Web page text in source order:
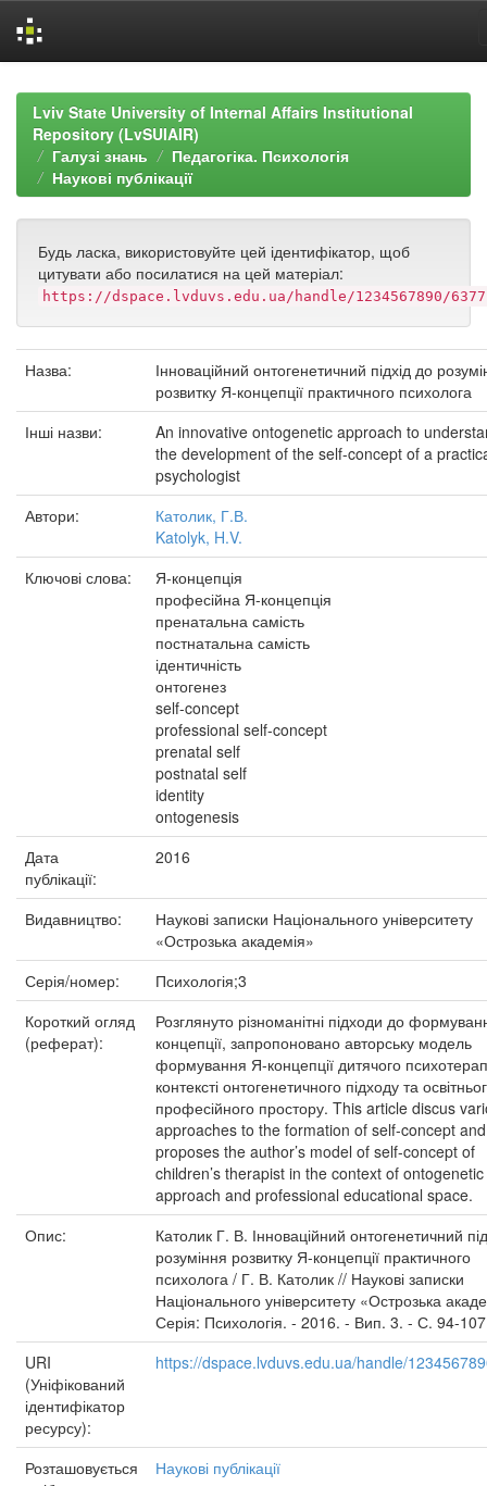
navigationLviv State University of Internal Affairs Institutional
Repository (LvSUIAIR)
Галузі знань
Педагогіка. Психологія
Наукові публікації
Будь ласка, використовуйте цей ідентифікатор, щоб
цитувати або посилатися на цей матеріал:
https://dspace.lvduvs.edu.ua/handle/1234567890/6377
Назва:
Інноваційний онтогенетичний підхід до
розвитку Я-концепції практичного психолога
Інші назви:
An innovative ontogenetic approach to
the development of the self-concept of a
psychologist
Автори:
Католик, Г.В.
Katolyk, H.V.
Ключові слова:
Я-­концепція
професійна Я-­концепція
пренатальна самість
постнатальна самість
ідентичність
онтогенез
self­-concept
professional self­-concept
prenatal self
postnatal self
identity
ontogenesis
Дата
публікації:
2016
Видавництво:
Наукові записки Національного університету
«Острозька академія»
Серія/номер:
Психологія;3
Короткий огляд
(реферат):
Розглянуто різноманітні підходи до
концепції, запропоновано авторську модель
формування Я­-концепції дитячого
контексті онтогенетичного підходу та
професійного простору. This article discus
approaches to the formation of self-concept and
proposes the author’s model of self-­concept of
children’s therapist in the context of ontogenetic
approach and professional educational space.
Опис:
Католик Г. В. Інноваційний онтогенетичний
розуміння розвитку Я-концепції практичного
психолога / Г. В. Католик // Наукові записки
Національного університету «Острозька
Серія: Психологія. - 2016. - Вип. 3. - С. 94-
URI
(Уніфікований
ідентифікатор
ресурсу):
https://dspace.lvduvs.edu.ua/handle/
Розташовується
Наукові публікації